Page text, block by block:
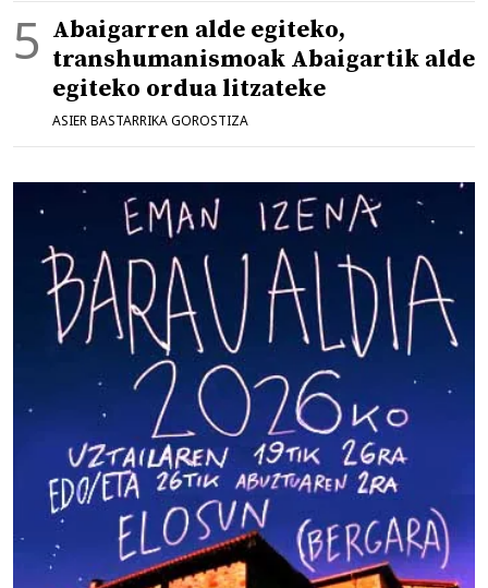
Abaigarren alde egiteko,
transhumanismoak Abaigartik alde
egiteko ordua litzateke
ASIER BASTARRIKA GOROSTIZA